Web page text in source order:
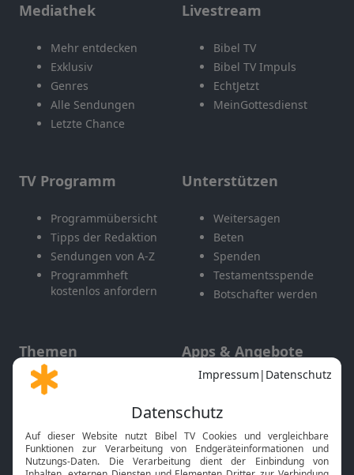
Mediathek
Mehr entdecken
Exklusiv
Genres
Alle Sendungen
Letzte Chance
Livestream
Bibel TV
Bibel TV Impuls
EchtJetzt
MeinGottesdienst
TV Programm
Programmübersicht
Tipps der Redaktion
Sendungen von A-Z
Programmheft
kostenlos anfordern
Unterstützen
Weitersagen
Beten
Spenden
Testamentsspende
Botschafter werden
Themen
Gott und Bibel erklärt
Neuigkeiten
Apps & Angebote
Mobile App
Smart TV
HbbTV